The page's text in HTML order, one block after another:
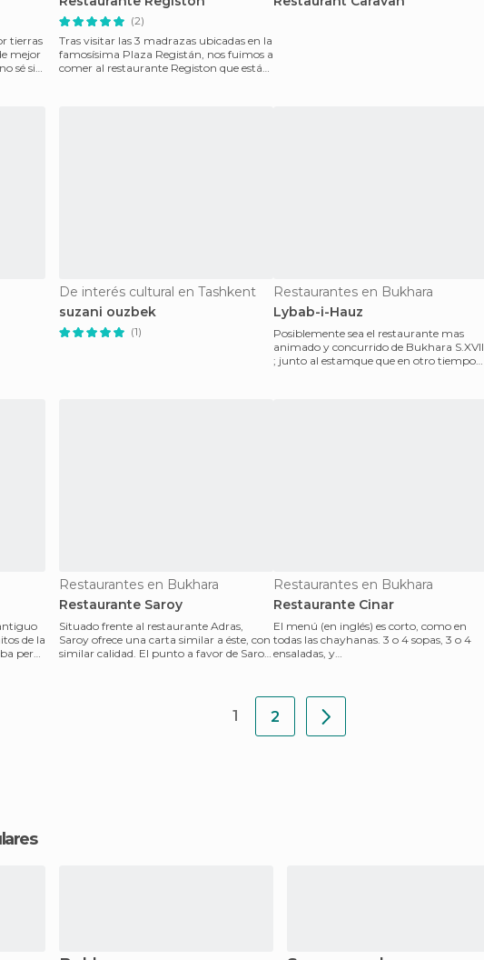
tierras
mejor
sé si
(2)
Tras visitar las 3 madrazas ubicadas en la
famosísima Plaza Registán, nos fuimos a
comer al restaurante Registon que está
De interés cultural en Tashkent
suzani ouzbek
(1)
Restaurantes en Bukhara
Lybab-i-Hauz
Posiblemente sea el restaurante mas
animado y concurrido de Bukhara S.XVII
; junto al estamque que en otro tiempo
de la
pero,
Restaurantes en Bukhara
Restaurante Saroy
Situado frente al restaurante Adras,
Saroy ofrece una carta similar a éste, con
similar calidad. El punto a favor de Saroy
Restaurantes en Bukhara
Restaurante Cinar
El menú (en inglés) es corto, como en
todas las chayhanas. 3 o 4 sopas, 3 o 4
ensaladas, y
1 2